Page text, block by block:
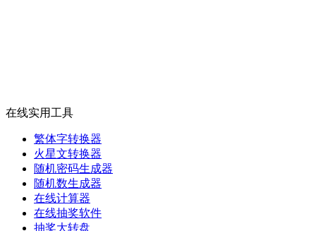
在线实用工具
繁体字转换器
火星文转换器
随机密码生成器
随机数生成器
在线计算器
在线抽奖软件
抽奖大转盘